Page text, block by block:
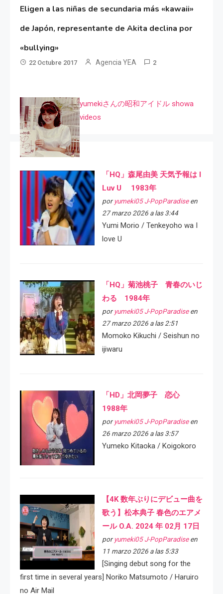
Eligen a las niñas de secundaria más «kawaii»
de Japón, representante de Akita declina por
«bullying»
22 Octubre 2017 Agencia YEA 2
yumekiさんの昭和アイドル showa
videos
「HQ」森尾由美 天気予報は I
Luv U 1983年
por yumeki05 J-PopParadiseen
27 marzo 2026 a las 3:44
Yumi Morio / Tenkeyoho wa I
love U
「HQ」菊池桃子 青春のいじ
わる 1984年
por yumeki05 J-PopParadiseen
27 marzo 2026 a las 2:51
Momoko Kikuchi / Seishun no
ijiwaru
「HD」北岡夢子 恋心
1988年
por yumeki05 J-PopParadiseen
26 marzo 2026 a las 3:57
Yumeko Kitaoka / Koigokoro
【4K 数年ぶりにデビュー曲を
歌う】松本典子 春色のエアメ
ール O.A. 2024 年 02月 17日
por yumeki05 J-PopParadiseen
11 marzo 2026 a las 5:33
[Singing debut song for the
first time in several years] Noriko Matsumoto / Haruiro
no Air Mail